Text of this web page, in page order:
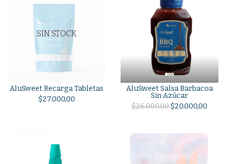
SIN STOCK
AluSweet Recarga Tabletas
$27.000,00
AluSweet Salsa Barbacoa
Sin Azúcar
$26.000,00$20.000,00